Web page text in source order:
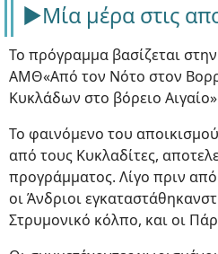
►Μία μέρα στις
Το πρόγραμμα βασίζεται
ΑΜΘ«Από τον Νότο στον
Κυκλάδων στο βόρειο
Το φαινόμενο του
από τους Κυκλαδίτες,
προγράμματος. Λίγο πριν
οι Άνδριοι
Στρυμονικό κόλπο, και οι